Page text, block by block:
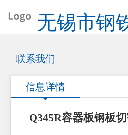
无锡市钢
联系我们
信息详情
Q345R容器板钢板